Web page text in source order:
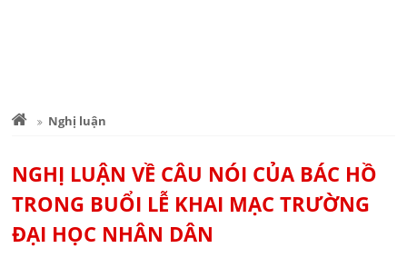
Nghị luận
NGHỊ LUẬN VỀ CÂU NÓI CỦA BÁC HỒ
TRONG BUỔI LỄ KHAI MẠC TRƯỜNG
ĐẠI HỌC NHÂN DÂN